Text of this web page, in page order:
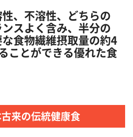
、不溶性、どちらの
スよく含み、半分の
食物繊維摂取量の約4
ことができる優れた食
来の伝統健康食